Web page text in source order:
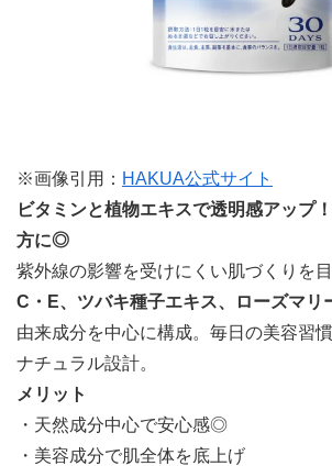
※画像引用： HAKUA公式サイト
ビタミンと植物エキスで透明感アップ
方に◎
紫外線の影響を受けにくい肌づくりを目
C・E、ツバキ種子エキス、ローズマリ
由来成分を中心に構成。毎日の美容習
ナチュラル設計。
メリット
・天然成分中心で安心感◎
・美容成分で肌全体を底上げ